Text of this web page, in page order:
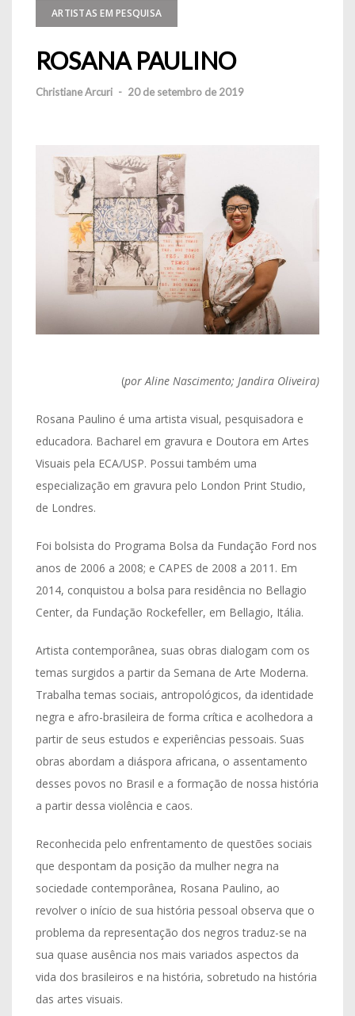
ARTISTAS EM PESQUISA
ROSANA PAULINO
Christiane Arcuri - 20 de setembro de 2019
(por Aline Nascimento; Jandira Oliveira)
Rosana Paulino é uma artista visual, pesquisadora e
educadora. Bacharel em gravura e Doutora em Artes
Visuais pela ECA/USP. Possui também uma
especialização em gravura pelo London Print Studio,
de Londres.
Foi bolsista do Programa Bolsa da Fundação Ford nos
anos de 2006 a 2008; e CAPES de 2008 a 2011. Em
2014, conquistou a bolsa para residência no Bellagio
Center, da Fundação Rockefeller, em Bellagio, Itália.
Artista contemporânea, suas obras dialogam com os
temas surgidos a partir da Semana de Arte Moderna.
Trabalha temas sociais, antropológicos, da identidade
negra e afro-brasileira de forma crítica e acolhedora a
partir de seus estudos e experiências pessoais. Suas
obras abordam a diáspora africana, o assentamento
desses povos no Brasil e a formação de nossa história
a partir dessa violência e caos. ​
Reconhecida pelo enfrentamento de questões sociais
que despontam da posição da mulher negra na
sociedade contemporânea, Rosana Paulino, ao
revolver o início de sua história pessoal observa que o
problema da representação dos negros traduz-se na
sua quase ausência nos mais variados aspectos da
vida dos brasileiros e na história, sobretudo na história
das artes visuais.